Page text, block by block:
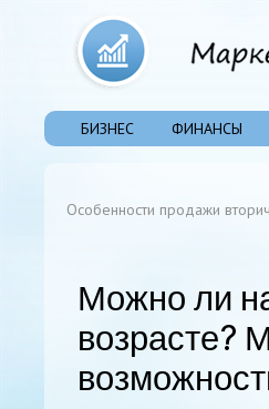
БИЗНЕС ФИНАНСЫ
Особенности продажи
Можно ли
возрасте?